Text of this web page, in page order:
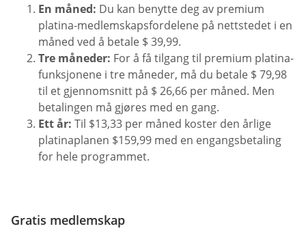
En måned: Du kan benytte deg av premium
platina-medlemskapsfordelene på nettstedet i en
måned ved å betale $ 39,99.
Tre måneder: For å få tilgang til premium platina-
funksjonene i tre måneder, må du betale $ 79,98
til et gjennomsnitt på $ 26,66 per måned. Men
betalingen må gjøres med en gang.
Ett år: Til $13,33 per måned koster den årlige
platinaplanen $159,99 med en engangsbetaling
for hele programmet.
Gratis medlemskap